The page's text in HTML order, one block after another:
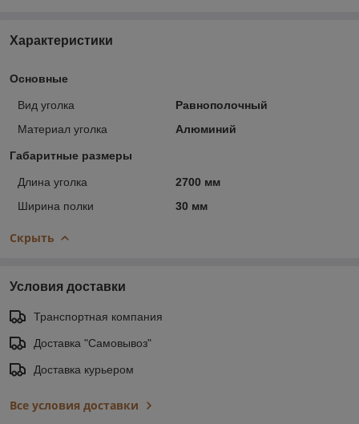
Характеристики
Основные
Вид уголка
Равнополочный
Материал уголка
Алюминий
Габаритные размеры
Длина уголка
2700 мм
Ширина полки
30 мм
Скрыть
Условия доставки
Транспортная компания
Доставка "Самовывоз"
Доставка курьером
Все условия доставки